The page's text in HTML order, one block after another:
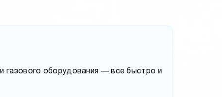
газового оборудования — все быстро и